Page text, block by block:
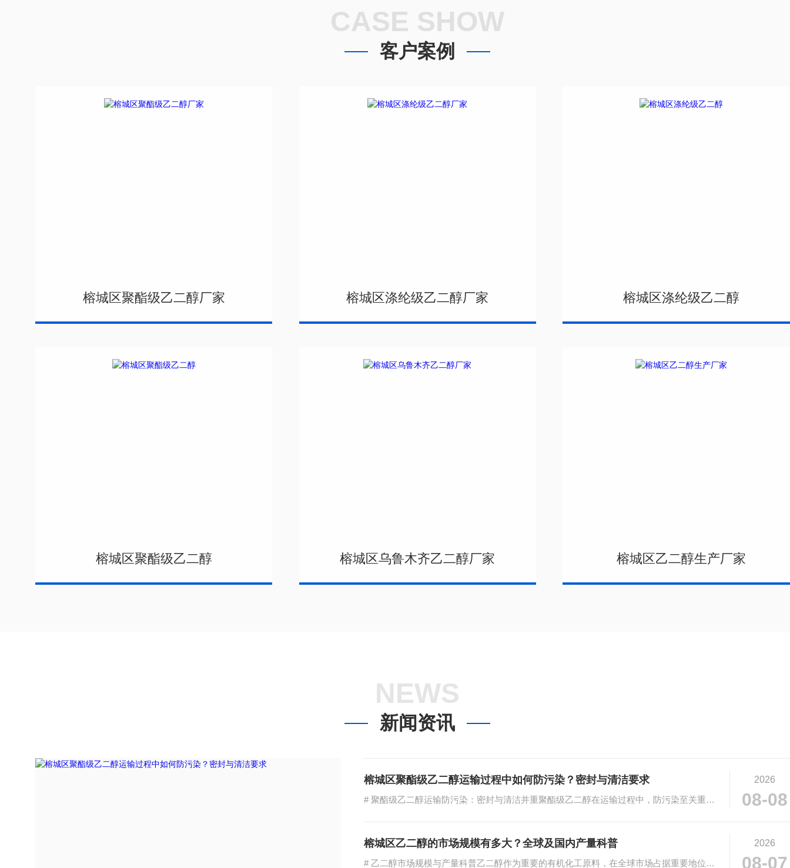
CASE SHOW
客户案例
榕城区聚酯级乙二醇厂家 榕城区涤纶级乙二醇厂家 榕城区涤纶级乙二醇
榕城区聚酯级乙二醇 榕城区乌鲁木齐乙二醇厂家 榕城区乙二醇生产厂家
NEWS
新闻资讯
榕城区聚酯级乙二醇运输过程中如何防污染？密封与清洁要求
# 聚酯级乙二醇运输防污染：密封与清洁并重聚酯级乙二醇在运输过程中，防污染至关重要···
2026
08-08
榕城区乙二醇的市场规模有多大？全球及国内产量科普
# 乙二醇市场规模与产量科普乙二醇作为重要的有机化工原料，在全球市场占据重要地位。···
2026
08-07